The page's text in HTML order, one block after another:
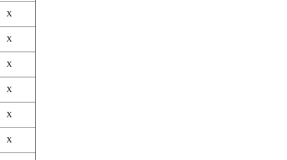
X
X
X
X
X
X